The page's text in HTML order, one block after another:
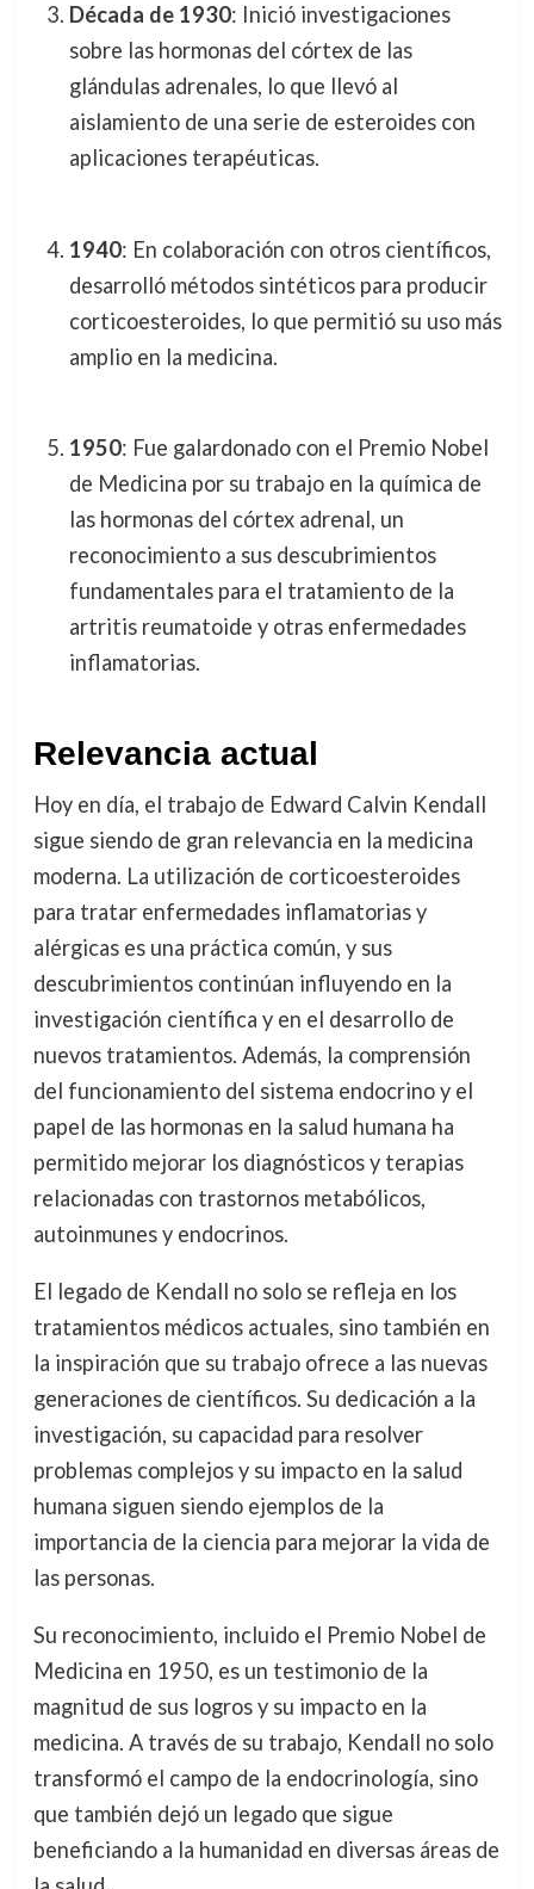
Década de 1930: Inició investigaciones
sobre las hormonas del córtex de las
glándulas adrenales, lo que llevó al
aislamiento de una serie de esteroides con
aplicaciones terapéuticas.
1940: En colaboración con otros científicos,
desarrolló métodos sintéticos para producir
corticoesteroides, lo que permitió su uso más
amplio en la medicina.
1950: Fue galardonado con el Premio Nobel
de Medicina por su trabajo en la química de
las hormonas del córtex adrenal, un
reconocimiento a sus descubrimientos
fundamentales para el tratamiento de la
artritis reumatoide y otras enfermedades
inflamatorias.
Relevancia actual
Hoy en día, el trabajo de Edward Calvin Kendall
sigue siendo de gran relevancia en la medicina
moderna. La utilización de corticoesteroides
para tratar enfermedades inflamatorias y
alérgicas es una práctica común, y sus
descubrimientos continúan influyendo en la
investigación científica y en el desarrollo de
nuevos tratamientos. Además, la comprensión
del funcionamiento del sistema endocrino y el
papel de las hormonas en la salud humana ha
permitido mejorar los diagnósticos y terapias
relacionadas con trastornos metabólicos,
autoinmunes y endocrinos.
El legado de Kendall no solo se refleja en los
tratamientos médicos actuales, sino también en
la inspiración que su trabajo ofrece a las nuevas
generaciones de científicos. Su dedicación a la
investigación, su capacidad para resolver
problemas complejos y su impacto en la salud
humana siguen siendo ejemplos de la
importancia de la ciencia para mejorar la vida de
las personas.
Su reconocimiento, incluido el Premio Nobel de
Medicina en 1950, es un testimonio de la
magnitud de sus logros y su impacto en la
medicina. A través de su trabajo, Kendall no solo
transformó el campo de la endocrinología, sino
que también dejó un legado que sigue
beneficiando a la humanidad en diversas áreas de